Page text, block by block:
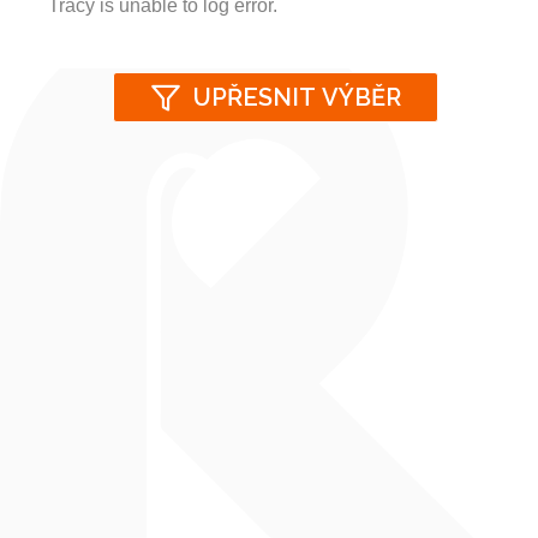
Tracy is unable to log error.
UPŘESNIT VÝBĚR